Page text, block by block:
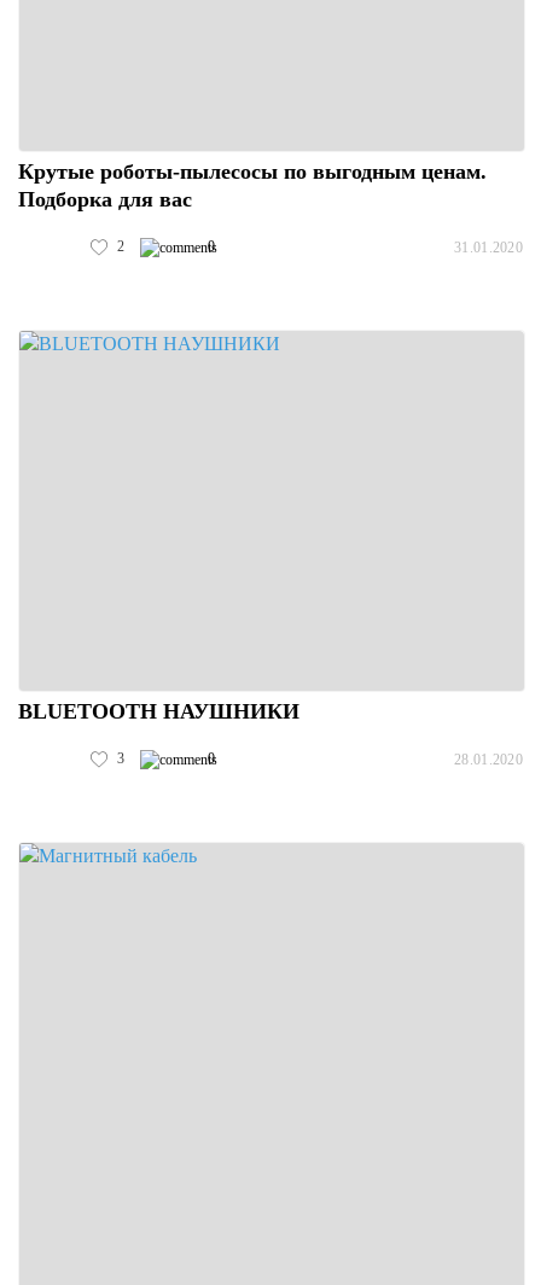
Крутые роботы-пылесосы по выгодным ценам.
Подборка для вас
2 0 31.01.2020
BLUETOOTH НАУШНИКИ
3 0 28.01.2020